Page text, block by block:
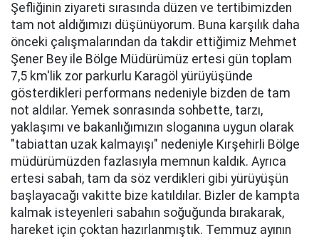
Şefliğinin ziyareti sırasında düzen ve tertibimizden
tam not aldığımızı düşünüyorum. Buna karşılık daha
önceki çalışmalarından da takdir ettiğimiz Mehmet
Şener Bey ile Bölge Müdürümüz ertesi gün toplam
7,5 km'lik zor parkurlu Karagöl yürüyüşünde
gösterdikleri performans nedeniyle bizden de tam
not aldılar. Yemek sonrasında sohbette, tarzı,
yaklaşımı ve bakanlığımızın sloganına uygun olarak
"tabiattan uzak kalmayışı" nedeniyle Kırşehirli Bölge
müdürümüzden fazlasıyla memnun kaldık. Ayrıca
ertesi sabah, tam da söz verdikleri gibi yürüyüşün
başlayacağı vakitte bize katıldılar. Bizler de kampta
kalmak isteyenleri sabahın soğuğunda bırakarak,
hareket için çoktan hazırlanmıştık. Temmuz ayının